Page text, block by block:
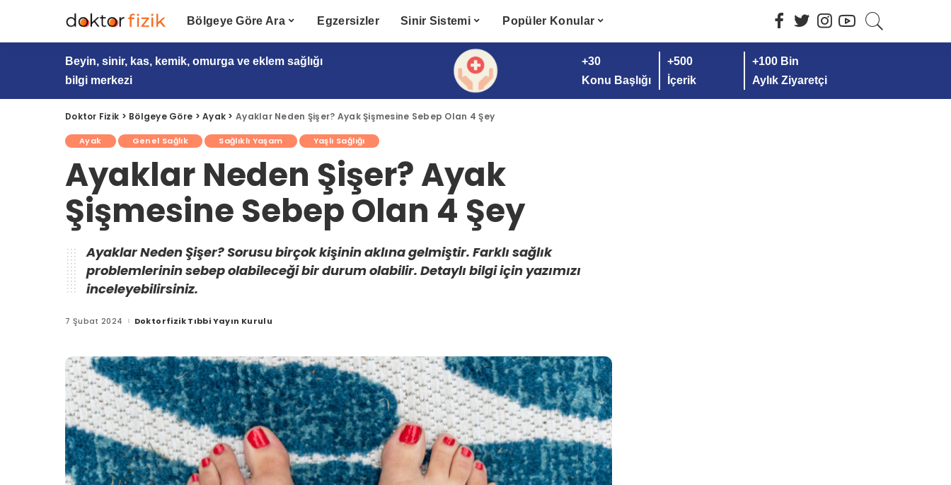
Bölgeye Göre Ara Egzersizler Sinir Sistemi Popüler Konular
Beyin, sinir, kas, kemik, omurga ve eklem sağlığı
bilgi merkezi
+30
Konu Başlığı
+500
İçerik
+100 Bin
Aylık Ziyaretçi
Doktor Fizik > Bölgeye Göre >Ayak >Ayaklar Neden Şişer? Ayak Şişmesine Sebep Olan 4 Şey
Ayak Genel Sağlık Sağlıklı Yaşam Yaşlı Sağlığı
Ayaklar Neden Şişer? Ayak
Şişmesine Sebep Olan 4 Şey
Ayaklar Neden Şişer? Sorusu birçok kişinin aklına gelmiştir. Farklı sağlık
problemlerinin sebep olabileceği bir durum olabilir. Detaylı bilgi için yazımızı
inceleyebilirsiniz.
7 Şubat 2024 Posted
Doktorfizik Tıbbi Yayın Kurulu